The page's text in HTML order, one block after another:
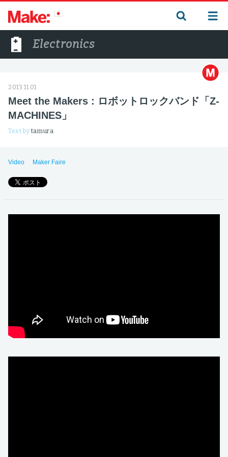
Electronics
2013.11.01
Meet the Makers : ロボットロックバンド「Z-
MACHINES」
Text bytamura
Video Maker Faire